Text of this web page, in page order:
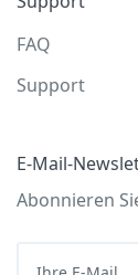
FAQ
Support
E-Mail-
Abonnieren